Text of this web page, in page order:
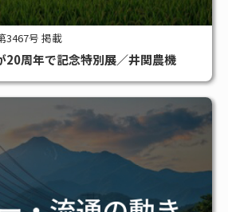
3467号 掲載
20周年で記念特別展／井関農機